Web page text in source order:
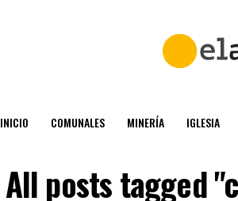
INICIO COMUNALES MINERÍA IGLESIA
All posts tagged